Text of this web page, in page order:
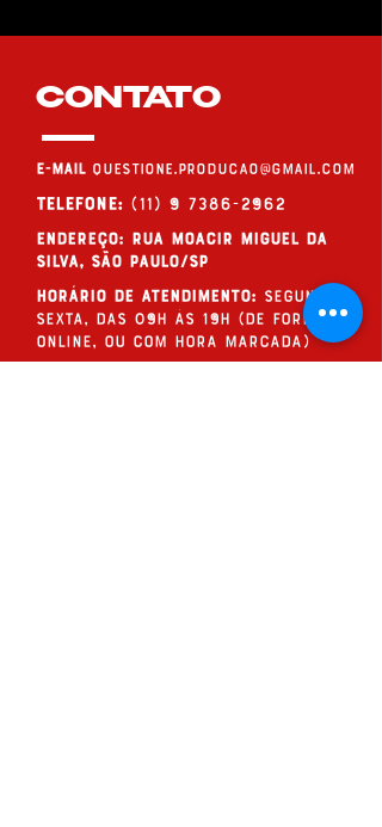
CONTATO
E-MAIL questione.producao@gmail.com
Telefone: (11) 9 7386-2962
endereço: Rua Moacir Miguel da
Silva, São Paulo/SP
Horário de Atendimento: Segunda a
Sexta, das 09h às 19h (de forma
online, ou com hora marcada)